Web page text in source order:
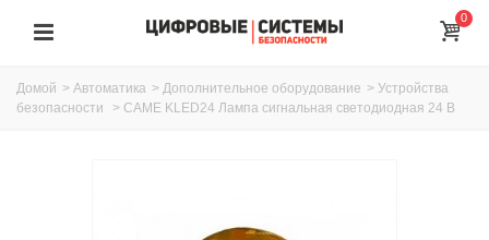
0
Домой > Автоматика > Дополнительное оборудование > Устройства
безопасности
> CAME KLED24 Лампа сигнальная светодиодная 24 В